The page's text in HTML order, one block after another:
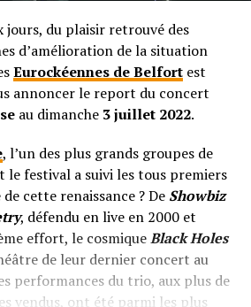
jours, du plaisir retrouvé des
d’amélioration de la situation
Eurockéennes de Belfortest
annoncer le report du concert
au dimanche 3 juillet 2022.
, l’un des plus grands groupes de
le festival a suivi les tous premiers
cette renaissance ? De Showbiz
, défendu en live en 2000 et
effort, le cosmiqueBlack Holes
de leur dernier concert au
performances du trio, aux plus de
vendus, ont été parmi les plus